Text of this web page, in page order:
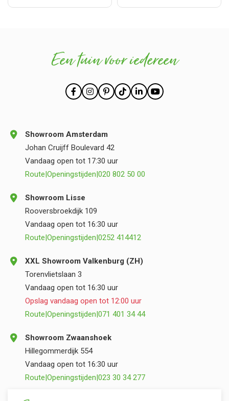
Een tuin voor iedereen
Showroom Amsterdam
Johan Cruijff Boulevard 42
Vandaag open tot 17:30 uur
Route|Openingstijden|020 802 50 00
Showroom Lisse
Rooversbroekdijk 109
Vandaag open tot 16:30 uur
Route|Openingstijden|0252 414412
XXL Showroom Valkenburg (ZH)
Torenvlietslaan 3
Vandaag open tot 16:30 uur
Opslag vandaag open tot 12:00 uur
Route|Openingstijden|071 401 34 44
Showroom Zwaanshoek
Hillegommerdijk 554
Vandaag open tot 16:30 uur
Route|Openingstijden|023 30 34 277